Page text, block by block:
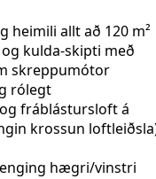
heimili allt að 120 m²
kulda-skipti með
skreppumótor
rólegt
fráblástursloft á
krossun
hægri/vinstri